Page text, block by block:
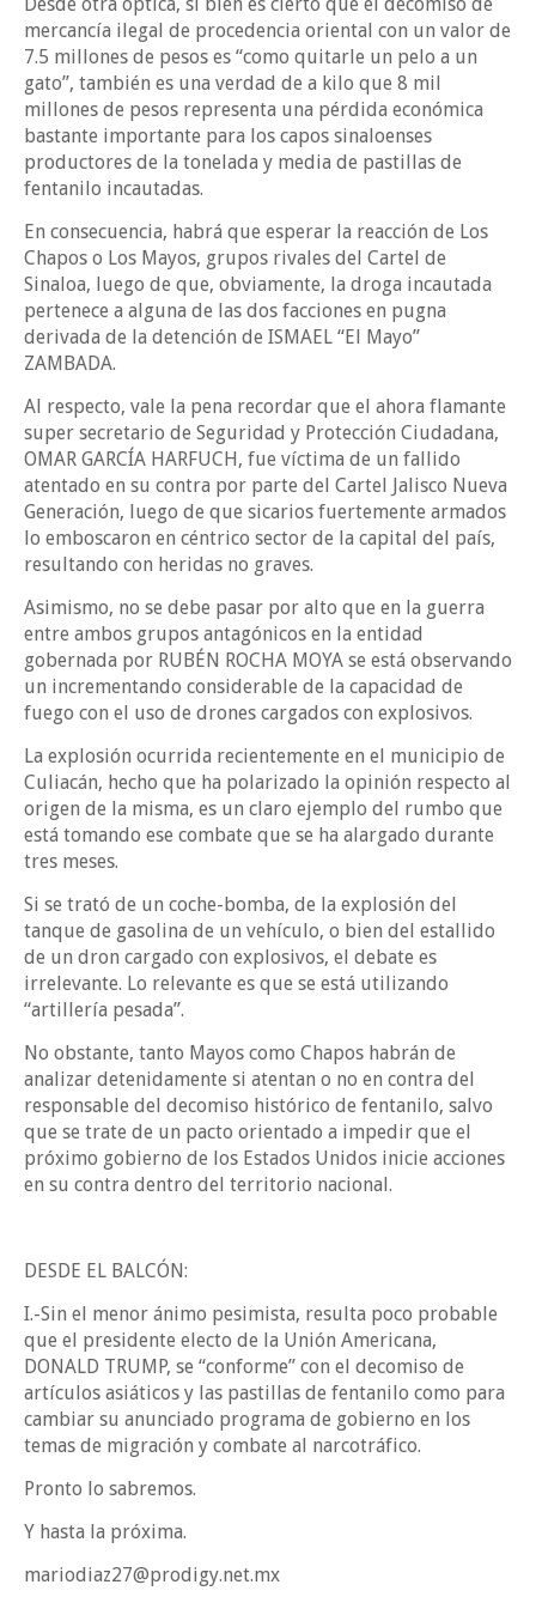
mercancía ilegal de procedencia oriental con un valor de
7.5 millones de pesos es “como quitarle un pelo a un
gato”, también es una verdad de a kilo que 8 mil
millones de pesos representa una pérdida económica
bastante importante para los capos sinaloenses
productores de la tonelada y media de pastillas de
fentanilo incautadas.
En consecuencia, habrá que esperar la reacción de Los
Chapos o Los Mayos, grupos rivales del Cartel de
Sinaloa, luego de que, obviamente, la droga incautada
pertenece a alguna de las dos facciones en pugna
derivada de la detención de ISMAEL “El Mayo”
ZAMBADA.
Al respecto, vale la pena recordar que el ahora flamante
super secretario de Seguridad y Protección Ciudadana,
OMAR GARCÍA HARFUCH, fue víctima de un fallido
atentado en su contra por parte del Cartel Jalisco Nueva
Generación, luego de que sicarios fuertemente armados
lo emboscaron en céntrico sector de la capital del país,
resultando con heridas no graves.
Asimismo, no se debe pasar por alto que en la guerra
entre ambos grupos antagónicos en la entidad
gobernada por RUBÉN ROCHA MOYA se está observando
un incrementando considerable de la capacidad de
fuego con el uso de drones cargados con explosivos.
La explosión ocurrida recientemente en el municipio de
Culiacán, hecho que ha polarizado la opinión respecto al
origen de la misma, es un claro ejemplo del rumbo que
está tomando ese combate que se ha alargado durante
tres meses.
Si se trató de un coche-bomba, de la explosión del
tanque de gasolina de un vehículo, o bien del estallido
de un dron cargado con explosivos, el debate es
irrelevante. Lo relevante es que se está utilizando
“artillería pesada”.
No obstante, tanto Mayos como Chapos habrán de
analizar detenidamente si atentan o no en contra del
responsable del decomiso histórico de fentanilo, salvo
que se trate de un pacto orientado a impedir que el
próximo gobierno de los Estados Unidos inicie acciones
en su contra dentro del territorio nacional.
DESDE EL BALCÓN:
I.-Sin el menor ánimo pesimista, resulta poco probable
que el presidente electo de la Unión Americana,
DONALD TRUMP, se “conforme” con el decomiso de
artículos asiáticos y las pastillas de fentanilo como para
cambiar su anunciado programa de gobierno en los
temas de migración y combate al narcotráfico.
Pronto lo sabremos.
Y hasta la próxima.
mariodiaz27@prodigy.net.mx